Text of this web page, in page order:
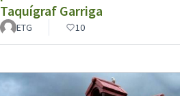
Taquígraf Garriga
ETG 10